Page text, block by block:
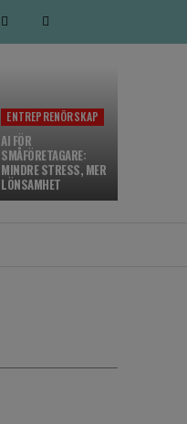
ENTREPRENÖRSKAP
AI FÖR
SMÅFÖRETAGARE:
MINDRE STRESS, MER
LÖNSAMHET